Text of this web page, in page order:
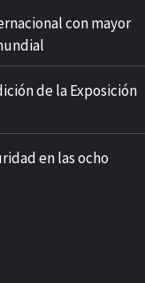
con mayor
de la Exposición
en las ocho